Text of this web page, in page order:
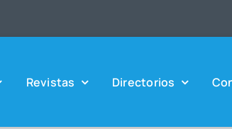
Revis­tas Direc­to­rios